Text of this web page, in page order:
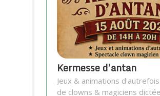
Kermesse d’antan
Jeux & animations
de clowns & magiciens